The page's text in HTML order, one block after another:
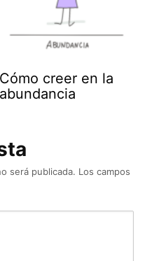
Cómo creer en la
abundancia
será publicada. Los campos